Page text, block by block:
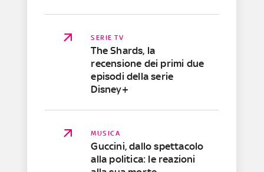
SERIE TV
The Shards, la
recensione dei primi due
episodi della serie
Disney+
MUSICA
Guccini, dallo spettacolo
alla politica: le reazioni